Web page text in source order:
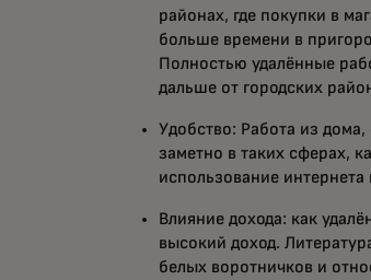
районах, где покупки в
больше времени в
Полностью удалённые
дальше от городских
Удобство: Работа из
заметно в таких сферах,
использование интернета
Влияние дохода: как
высокий доход.
белых воротничков и